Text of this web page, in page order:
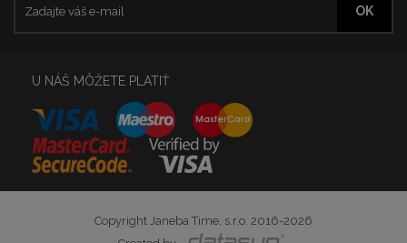
U NÁŠ MÔŽETE PLATIŤ
Copyright Janeba Time, s.r.o. 2016-2026